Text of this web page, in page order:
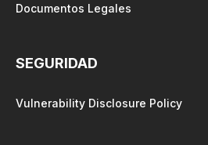
Documentos Legales
SEGURIDAD
Vulnerability Disclosure Policy